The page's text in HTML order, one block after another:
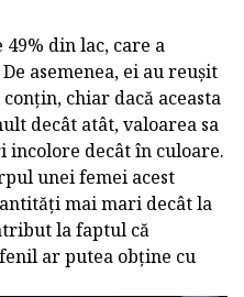
din lac, care a
asemenea, ei au reușit
chiar dacă aceasta
decât atât, valoarea sa
incolore decât în culoare.
unei femei acest
mai mari decât la
la faptul că
ar putea obține cu